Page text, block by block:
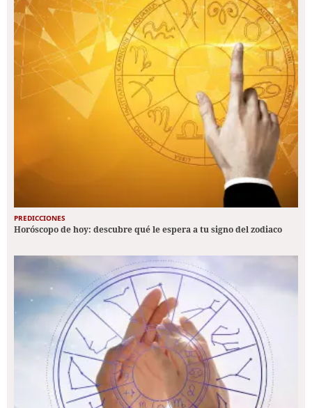
PREDICCIONES
Horóscopo de hoy: descubre qué le espera a tu signo del zodiaco